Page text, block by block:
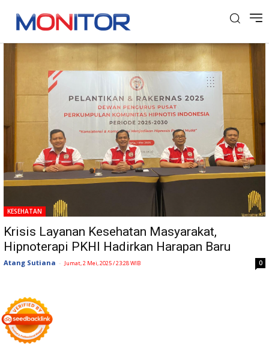
Tag: PKHI
KESEHATAN
Krisis Layanan Kesehatan Masyarakat,
Hipnoterapi PKHI Hadirkan Harapan Baru
Atang Sutiana - Jumat, 2 Mei, 2025 / 23:28 WIB 0